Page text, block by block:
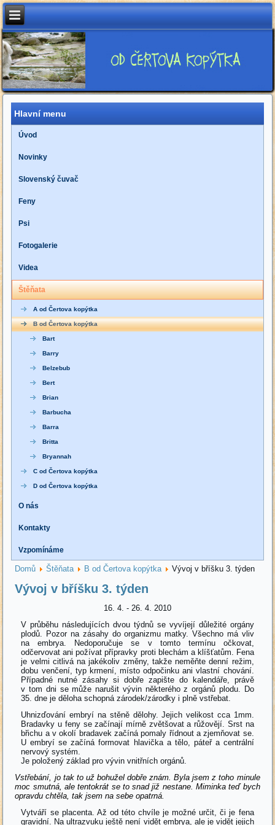
Hlavní menu
Úvod
Novinky
Slovenský čuvač
Feny
Psi
Fotogalerie
Videa
Štěňata
A od Čertova kopýtka
B od Čertova kopýtka
Bart
Barry
Belzebub
Bert
Brian
Barbucha
Barra
Britta
Bryannah
C od Čertova kopýtka
D od Čertova kopýtka
O nás
Kontakty
Vzpomínáme
Domů Štěňata B od Čertova kopýtka Vývoj v bříšku 3. týden
Vývoj v bříšku 3. týden
16. 4. - 26. 4. 2010
V průběhu následujících dvou týdnů se vyvíjejí důležité orgány
plodů. Pozor na zásahy do organizmu matky. Všechno má vliv
na embrya. Nedoporučuje se v tomto termínu očkovat,
odčervovat ani požívat přípravky proti blechám a klíšťatům. Fena
je velmi citlivá na jakékoliv změny, takže neměňte denní režim,
dobu venčení, typ krmení, místo odpočinku ani vlastní chování.
Případné nutné zásahy si dobře zapište do kalendáře, právě
v tom dni se může narušit vývin některého z orgánů plodu. Do
35. dne je děloha schopná zárodek/zárodky i plně vstřebat.
Uhnizďování embryí na stěně dělohy. Jejich velikost cca 1mm.
Bradavky u feny se začínají mírně zvětšovat a růžovějí. Srst na
břichu a v okolí bradavek začíná pomaly řídnout a zjemňovat se.
U embryí se začíná formovat hlavička a tělo, páteř a centrální
nervový systém.
Je položený základ pro vývin vnitřních orgánů.
Vstřebání, jo tak to už bohužel dobře znám. Byla jsem z toho minule
moc smutná, ale tentokrát se to snad již nestane. Miminka teď bych
opravdu chtěla, tak jsem na sebe opatrná.
Vytváří se placenta. Až od této chvíle je možné určit, či je fena
gravidní. Na ultrazvuku ještě není vidět embrya, ale je vidět jejich